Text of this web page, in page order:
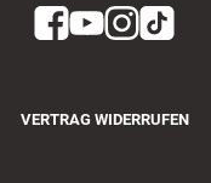
VERTRAG WIDERRUFEN